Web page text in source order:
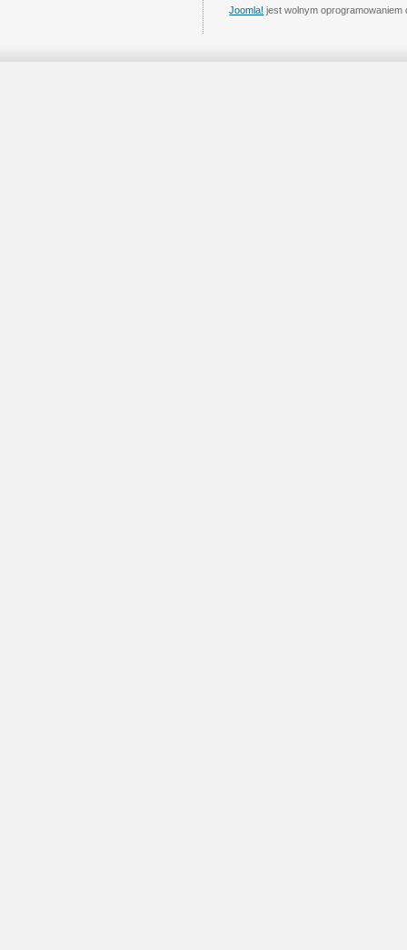
Joomla! jest wolnym